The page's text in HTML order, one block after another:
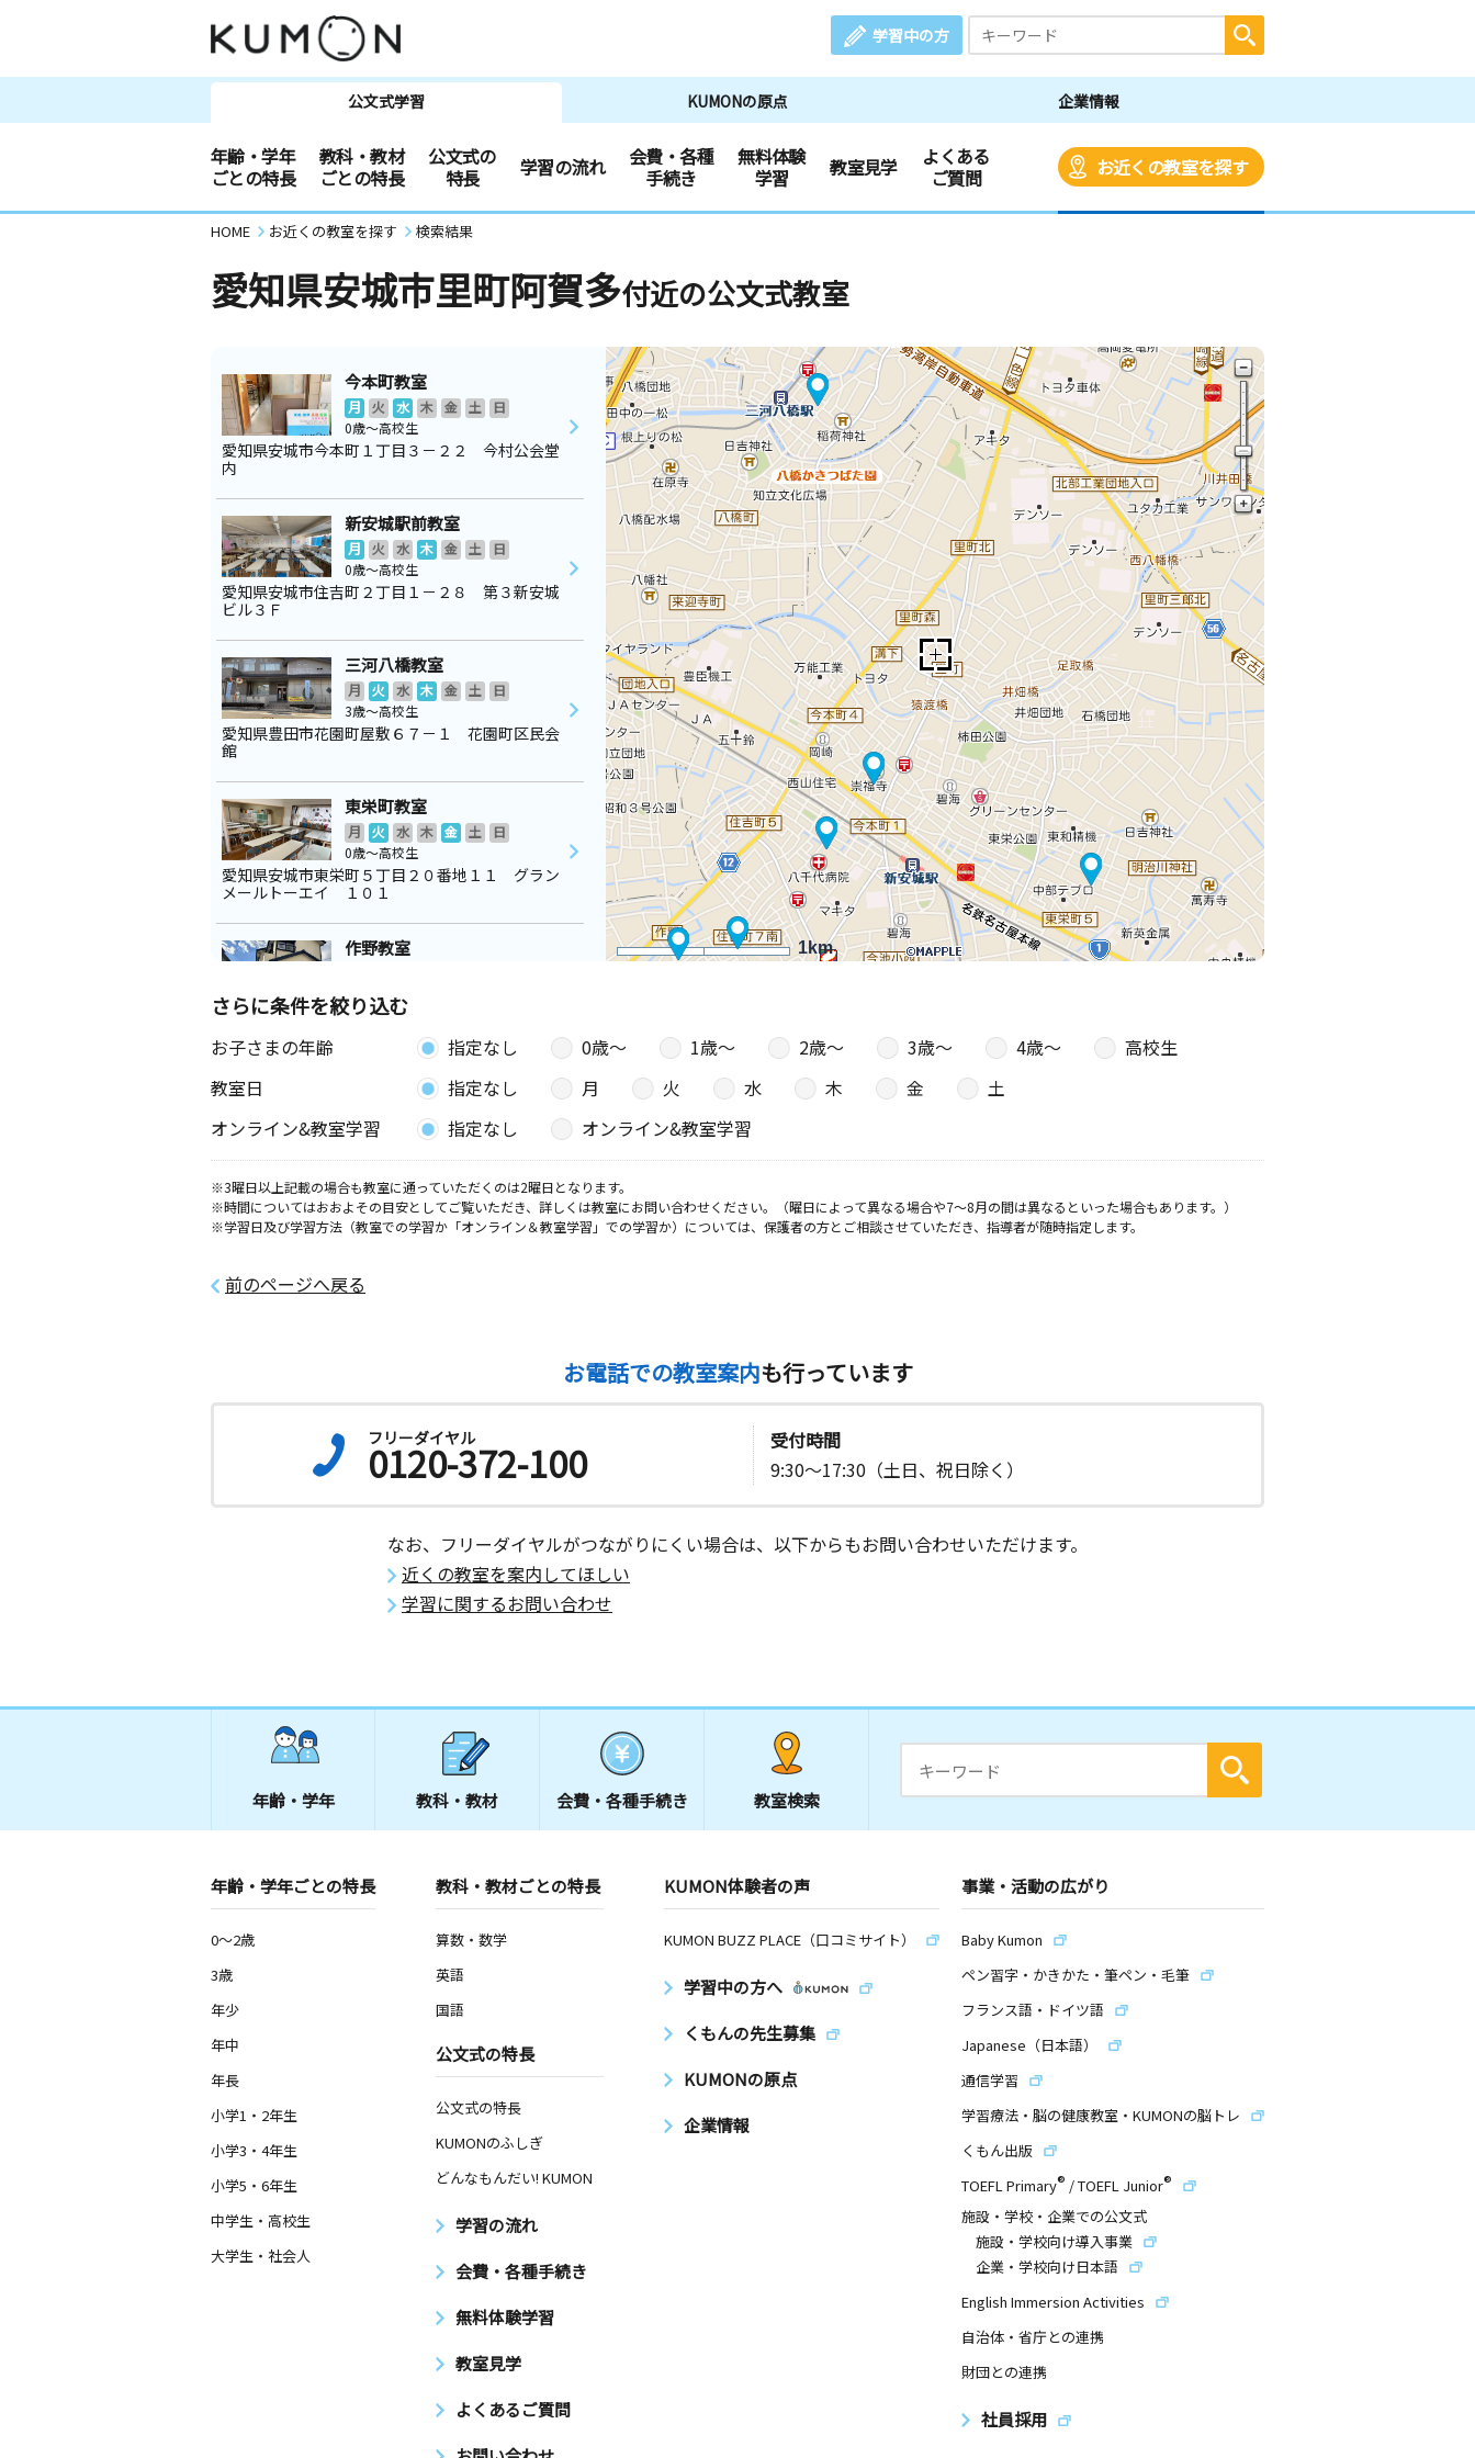
学習中の方
公文式学習 KUMONの原点 企業情報
年齢・学年
ごとの特長
教科・教材
ごとの特長
公文式の
特長
学習の流れ
会費・各種
手続き
無料体験
学習
教室見学
よくある
ご質問
お近くの教室を探す
HOME お近くの教室を探す 検索結果
愛知県安城市里町阿賀多付近の公文式教室
1km
今本町教室
月 火 水 木 金 土
日
0歳～高校生
愛知県安城市今本町１丁目３－２２ 今村公会堂
内
新安城駅前教室
月 火 水 木 金 土
日
0歳～高校生
愛知県安城市住吉町２丁目１－２８ 第３新安城
ビル３Ｆ
三河八橋教室
月 火 水 木 金 土
日
3歳～高校生
愛知県豊田市花園町屋敷６７－１ 花園町区民会
館
東栄町教室
月 火 水 木 金 土
日
0歳～高校生
愛知県安城市東栄町５丁目２０番地１１ グラン
メールトーエイ １０１
作野教室
3歳～高校生
愛知県安城市篠目町３丁目１１番地７
木 金 土 日
0歳～高校生
愛知県安城市篠目町３丁目２６－１
さらに条件を絞り込む
お子さまの年齢 指定なし 0歳〜 1歳〜 2歳〜 3歳〜 4歳〜
高校生
教室日
指定なし 月 火 水 木 金
土
オンライン&教室学習
指定なし オンライン&教室学習
※3曜日以上記載の場合も教室に通っていただくのは2曜日となります。
※時間についてはおおよその目安としてご覧いただき、詳しくは教室にお問い合わせください。（曜日によって異なる場合や7～8月の間は異なるといった場合もあります。）
※学習日及び学習方法（教室での学習か「オンライン＆教室学習」での学習か）については、保護者の方とご相談させていただき、指導者が随時指定します。
前のページへ戻る
お電話での教室案内も行っています
フリーダイヤル
0120-372-100
受付時間
9:30～17:30（土日、祝日除く）
なお、フリーダイヤルがつながりにくい場合は、以下からもお問い合わせいただけます。
近くの教室を案内してほしい
学習に関するお問い合わせ
年齢・学年 教科・教材 会費・ 各種手続き 教室検索
年齢・学年ごとの特長
0～2歳
3歳
年少
年中
年長
小学1・2年生
小学3・4年生
小学5・6年生
中学生・高校生
大学生・社会人
教科・教材ごとの特長
算数・数学
英語
国語
公文式の特長
公文式の特長
KUMONのふしぎ
どんなもんだい! KUMON
学習の流れ
会費・各種手続き
無料体験学習
教室見学
よくあるご質問
KUMON体験者の声
KUMON BUZZ PLACE（口コミサイト）
学習中の方へ
くもんの先生募集
KUMONの原点
企業情報
事業・活動の広がり
Baby Kumon
ペン習字・かきかた・筆ペン・毛筆
フランス語・ドイツ語
Japanese（日本語）
通信学習
学習療法・脳の健康教室・KUMONの脳トレ
くもん出版
TOEFL Primary® /TOEFL Junior®
施設・学校・企業での公文式
施設・学校向け導入事業
企業・学校向け日本語
English Immersion Activities
自治体・省庁との連携
財団との連携
社員採用